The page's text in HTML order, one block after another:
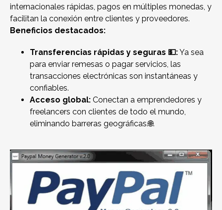
internacionales rápidas, pagos en múltiples monedas, y
facilitan la conexión entre clientes y proveedores.
Beneficios destacados:
Transferencias rápidas y seguras 💵:Ya sea
para enviar remesas o pagar servicios, las
transacciones electrónicas son instantáneas y
confiables.
Acceso global: Conectan a emprendedores y
freelancers con clientes de todo el mundo,
eliminando barreras geográficas.🌐.